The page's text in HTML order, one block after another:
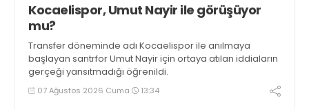
Kocaelispor, Umut Nayir ile görüşüyor
mu?
Transfer döneminde adı Kocaelispor ile anılmaya
başlayan santrfor Umut Nayir için ortaya atılan iddiaların
gerçeği yansıtmadığı öğrenildi.
07 Ağustos 2026 Cuma 13:34